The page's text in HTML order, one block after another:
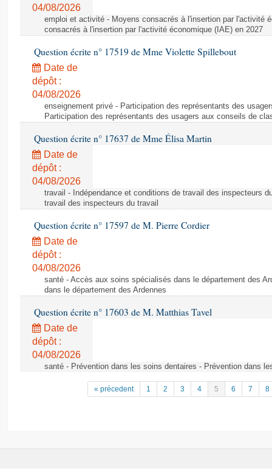
04/08/2026
emploi et activité - Moyens consacrés à l'insertion par l'activité
consacrés à l'insertion par l'activité économique (IAE) en 2027
Question écrite n° 17519 de Mme Violette Spillebout
Date de
dépôt :
04/08/2026
enseignement privé - Participation des représentants des
Participation des représentants des usagers aux conseils de
Question écrite n° 17637 de Mme Élisa Martin
Date de
dépôt :
04/08/2026
travail - Indépendance et conditions de travail des inspecteurs
travail des inspecteurs du travail
Question écrite n° 17597 de M. Pierre Cordier
Date de
dépôt :
04/08/2026
santé - Accès aux soins spécialisés dans le département des
dans le département des Ardennes
Question écrite n° 17603 de M. Matthias Tavel
Date de
dépôt :
04/08/2026
santé - Prévention dans les soins dentaires - Prévention dans
« précedent 1 2 3 4 5 6 7 8